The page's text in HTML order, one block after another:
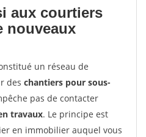
aux courtiers
nouveaux
un réseau de
des chantiers pour sous-
pas de contacter
travaux. Le principe est
en immobilier auquel vous